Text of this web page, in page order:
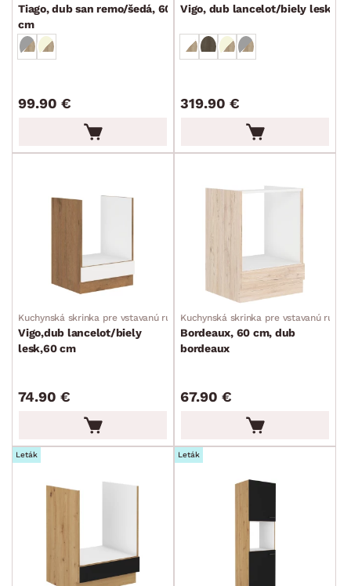
Tiago, dub san remo/šedá, 60
cm
99.90 €
Vigo, dub lancelot/biely lesk,60
319.90 €
Kuchynská skrinka pre vstavanú rúru
Vigo,dub lancelot/biely
lesk,60 cm
74.90 €
Kuchynská skrinka pre vstavanú rúru
Bordeaux, 60 cm, dub
bordeaux
67.90 €
Leták Leták